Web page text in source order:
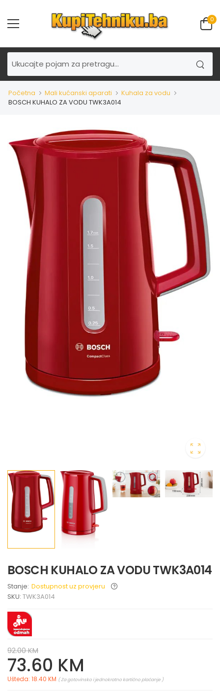
0
Početna Mali kućanski aparati
Kuhala za vodu
BOSCH KUHALO ZA VODU TWK3A014
BOSCH KUHALO ZA VODU TWK3A014
Stanje: Dostupnost uz provjeru
SKU: TWK3A014
92.00 KM
73.60 KM
Ušteda: 18.40 KM ( Za gotovinsko i jednokratno kartično plaćanje )